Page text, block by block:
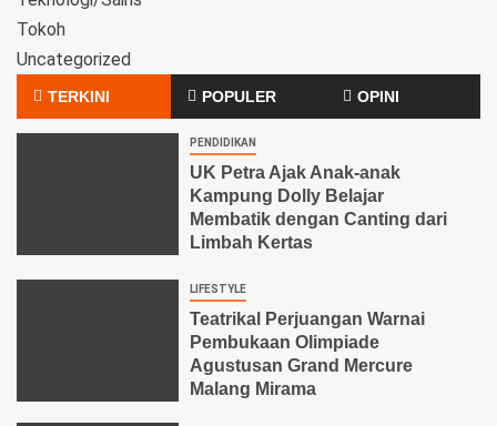
Tokoh
Uncategorized
TERKINI POPULER OPINI
PENDIDIKAN
UK Petra Ajak Anak-anak
Kampung Dolly Belajar
Membatik dengan Canting dari
Limbah Kertas
LIFESTYLE
Teatrikal Perjuangan Warnai
Pembukaan Olimpiade
Agustusan Grand Mercure
Malang Mirama